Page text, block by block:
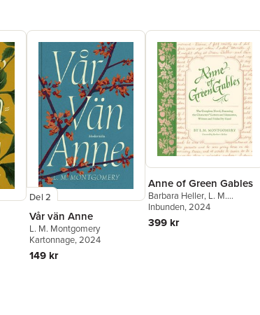
Del 2
Vår vän Anne
L. M. Montgomery
Kartonnage, 2024
149 kr
Anne of Green Gables
Barbara Heller, L. M.
Montgomery
Inbunden, 2024
399 kr